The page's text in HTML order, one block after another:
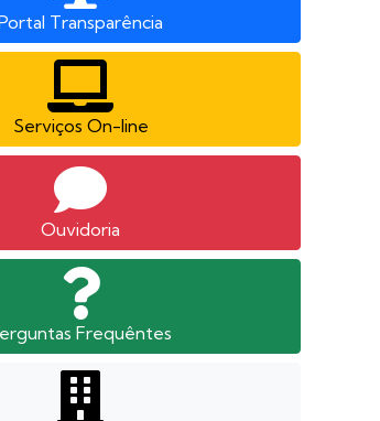
Transparência
Serviços On-line
Ouvidoria
Frequêntes